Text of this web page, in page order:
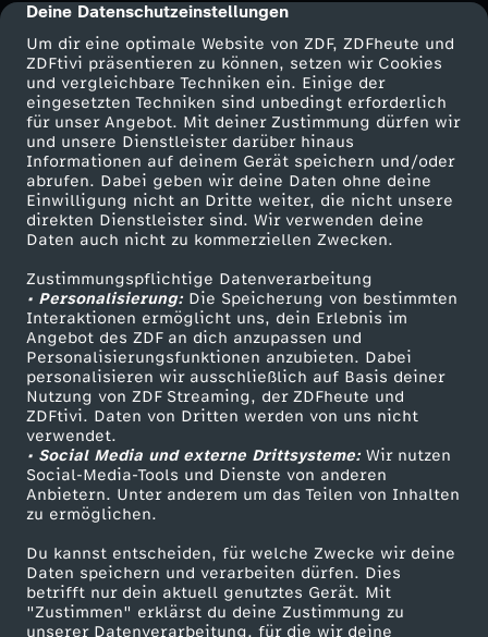
cmp-dialog-description
Deine Datenschutzeinstellungen
Um dir eine optimale Website von ZDF, ZDFheute und
ZDFtivi präsentieren zu können, setzen wir Cookies
und vergleichbare Techniken ein. Einige der
eingesetzten Techniken sind unbedingt erforderlich
für unser Angebot. Mit deiner Zustimmung dürfen wir
und unsere Dienstleister darüber hinaus
Informationen auf deinem Gerät speichern und/oder
abrufen. Dabei geben wir deine Daten ohne deine
Einwilligung nicht an Dritte weiter, die nicht unsere
direkten Dienstleister sind. Wir verwenden deine
Daten auch nicht zu kommerziellen Zwecken.
Zustimmungspflichtige Datenverarbeitung
• Personalisierung:Die Speicherung von bestimmten
Interaktionen ermöglicht uns, dein Erlebnis im
Angebot des ZDF an dich anzupassen und
Personalisierungsfunktionen anzubieten. Dabei
personalisieren wir ausschließlich auf Basis deiner
Nutzung von ZDF Streaming, der ZDFheute und
ZDFtivi. Daten von Dritten werden von uns nicht
verwendet.
• Social Media und externe Drittsysteme:Wir nutzen
Social-Media-Tools und Dienste von anderen
Anbietern. Unter anderem um das Teilen von Inhalten
zu ermöglichen.
Du kannst entscheiden, für welche Zwecke wir deine
Daten speichern und verarbeiten dürfen. Dies
betrifft nur dein aktuell genutztes Gerät. Mit
"Zustimmen" erklärst du deine Zustimmung zu
unserer Datenverarbeitung, für die wir deine
t
e
-
i
n
D
e
u
t
s
c
h
Mehr ZDF
ZDF-Apps
Smart TV
ZDFtext
Livestreams
Sendungen A-Z
TV-Programm
Service
ZDFmitreden
Kontakt zum ZDF
Tickets
Zuschauerservice
Hilfe
ZDF Unternehmen
Karriere
ZDF goes Schule
Werbefernsehen